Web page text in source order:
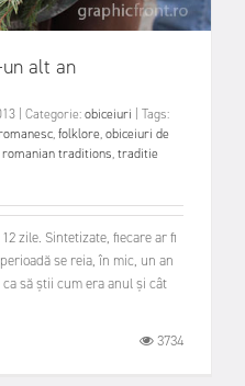
alt an
Categorie:obiceiuri
Tags:
,folklore,obiceiuri de
romanian traditions,traditie
zile. Sintetizate, fiecare ar fi
se reia, în mic, un an
să știi cum era anul și cât
3734